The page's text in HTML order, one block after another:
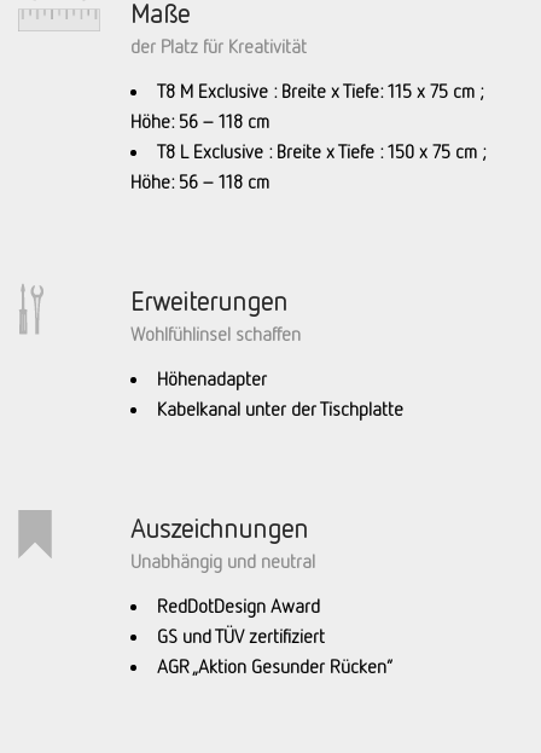
Maße
der Platz für Kreativität
T8 M Exclusive : Breite x Tiefe: 115 x 75 cm ;
Höhe: 56 – 118 cm
T8 L Exclusive : Breite x Tiefe : 150 x 75 cm ;
Höhe: 56 – 118 cm
Erweiterungen
Wohlfühlinsel schaffen
Höhenadapter
Kabelkanal unter der Tischplatte
Auszeichnungen
Unabhängig und neutral
RedDotDesign Award
GS und TÜV zertifiziert
AGR „Aktion Gesunder Rücken“